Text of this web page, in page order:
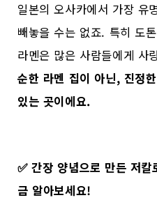
일본의 오사카에서 가장 유
빼놓을 수는 없죠. 특히 도
라멘은 많은 사람들에게 사
순한 라멘 집이 아닌, 진정
있는 곳이에요.
✅간장 양념으로 만든 저
금 알아보세요!